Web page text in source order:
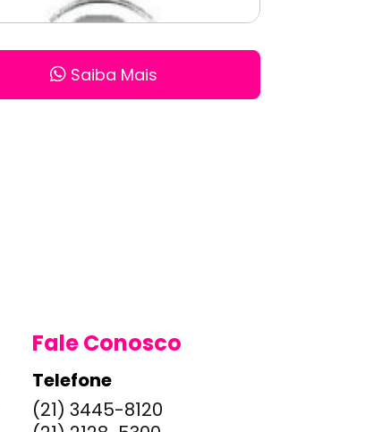
Saiba Mais
Fale Conosco
Telefone
(21) 3445-8120